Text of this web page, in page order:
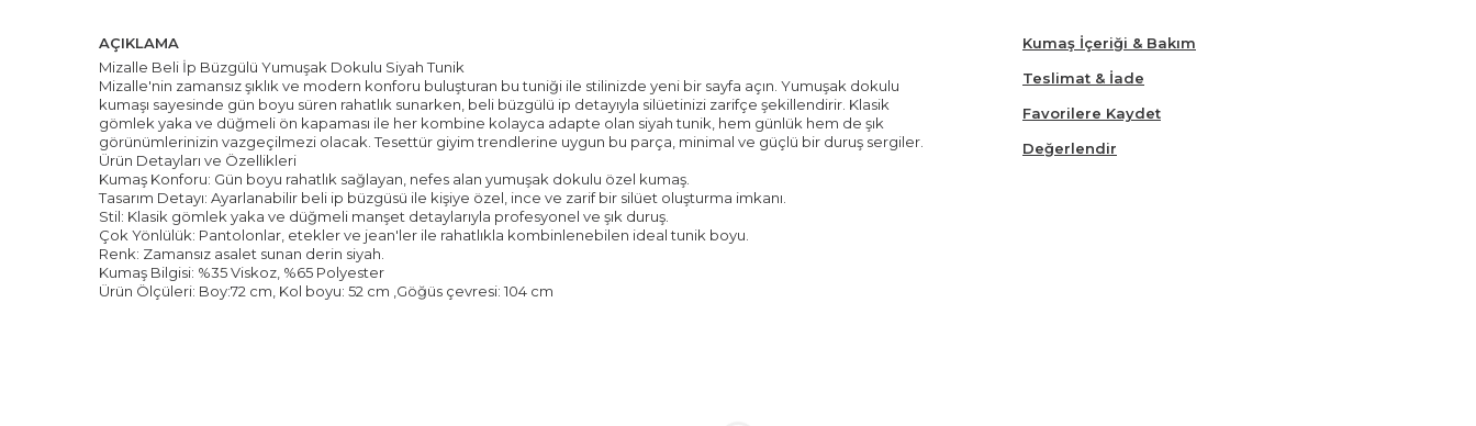
AÇIKLAMA
Mizalle Beli İp Büzgülü Yumuşak Dokulu Siyah Tunik
Mizalle'nin zamansız şıklık ve modern konforu buluşturan bu tuniği ile stilinizde yeni bir sayfa açın. Yumuşak dokulu
kumaşı sayesinde gün boyu süren rahatlık sunarken, beli büzgülü ip detayıyla silüetinizi zarifçe şekillendirir. Klasik
gömlek yaka ve düğmeli ön kapaması ile her kombine kolayca adapte olan siyah tunik, hem günlük hem de şık
görünümlerinizin vazgeçilmezi olacak. Tesettür giyim trendlerine uygun bu parça, minimal ve güçlü bir duruş sergiler.
Ürün Detayları ve Özellikleri
Kumaş Konforu: Gün boyu rahatlık sağlayan, nefes alan yumuşak dokulu özel kumaş.
Tasarım Detayı: Ayarlanabilir beli ip büzgüsü ile kişiye özel, ince ve zarif bir silüet oluşturma imkanı.
Stil: Klasik gömlek yaka ve düğmeli manşet detaylarıyla profesyonel ve şık duruş.
Çok Yönlülük: Pantolonlar, etekler ve jean'ler ile rahatlıkla kombinlenebilen ideal tunik boyu.
Renk: Zamansız asalet sunan derin siyah.
Kumaş Bilgisi: %35 Viskoz, %65 Polyester
Ürün Ölçüleri: Boy:72 cm, Kol boyu: 52 cm ,Göğüs çevresi: 104 cm
Kumaş İçeriği & Bakım
Teslimat & İade
Favorilere Kaydet
Değerlendir